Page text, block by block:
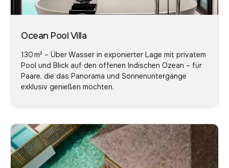
Ocean Pool Villa
130 m² – Über Wasser in exponierter Lage mit privatem
Pool und Blick auf den offenen Indischen Ozean – für
Paare, die das Panorama und Sonnenuntergänge
exklusiv genießen möchten.